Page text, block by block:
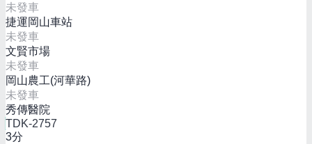
未發車
捷運岡山車站
未發車
文賢市場
未發車
岡山農工(河華路)
未發車
秀傳醫院
TDK-2757
3分